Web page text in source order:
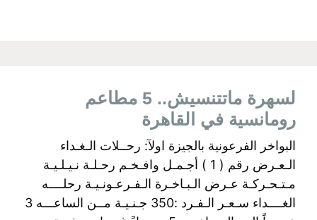
لسهرة ماتتنسيش.. 5 مطاعم
رومانسية في القاهرة
البواخر الفرعونية بالجيزة اولآ: رحــلات الـغـداء
الـعـرض رقم ( 1 ) أجـمـل وافـخـم رحـلـة نـيـلـيـة
مـتـحـركـة عـرض الـبـاخـرة الـفـرعـونـيـة رحلــــه
الغــــداء سـعـر الـفـرد :350 جـنـيـة مــن الساعـــه 3